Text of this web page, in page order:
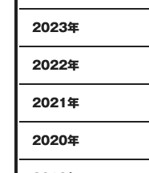
2023年
2022年
2021年
2020年